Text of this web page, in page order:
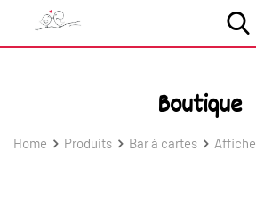
Boutique
Home Produits Bar à cartes Affiche